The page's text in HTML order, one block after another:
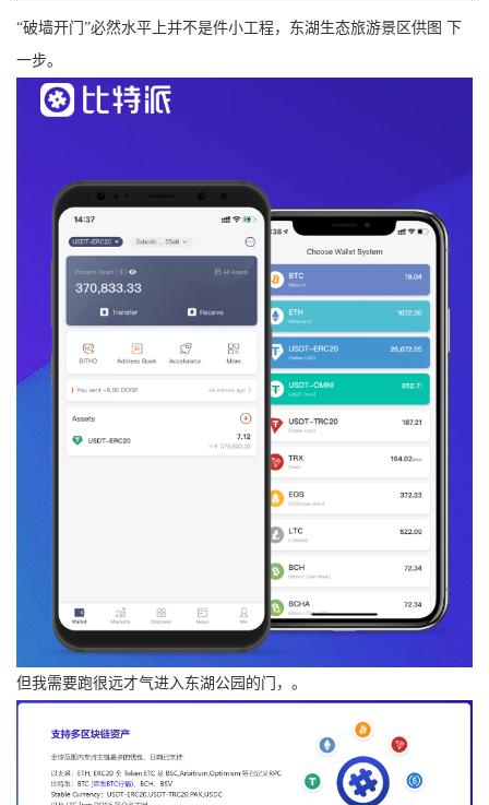
“破墙开门”必然水平上并不是件小工程，东湖生态旅游景区供图 下
一步。
但我需要跑很远才气进入东湖公园的门，。